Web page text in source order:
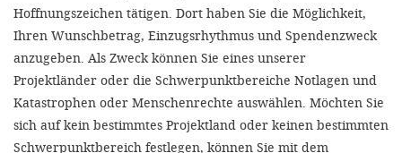
Hoffnungszeichen tätigen. Dort haben Sie die Möglichkeit,
Ihren Wunschbetrag, Einzugsrhythmus und Spendenzweck
anzugeben. Als Zweck können Sie eines unserer
Projektländer oder die Schwerpunktbereiche Notlagen und
Katastrophen oder Menschenrechte auswählen. Möchten Sie
sich auf kein bestimmtes Projektland oder keinen bestimmten
Schwerpunktbereich festlegen, können Sie mit dem